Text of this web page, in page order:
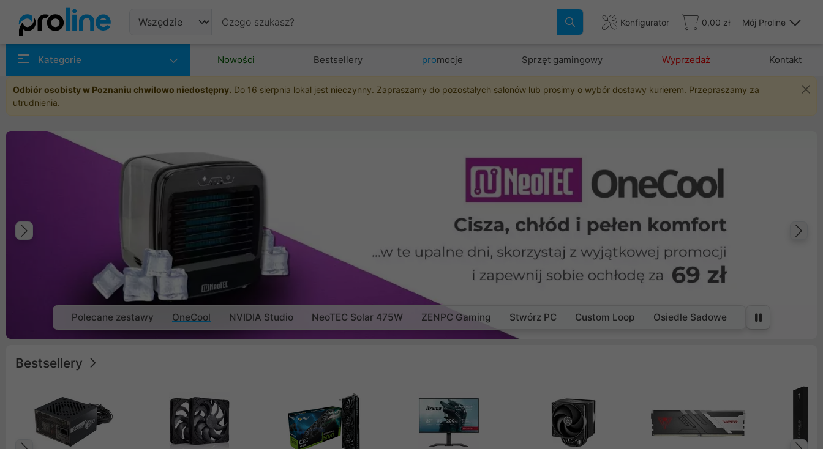
Konfigurator 0,00 zł Mój Proline
Kategorie Nowości Bestsellery promocje Sprzęt gamingowy Wyprzedaż Kontakt
Odbiór osobisty w Poznaniu chwilowo niedostępny. Do 16 sierpnia lokal jest nieczynny. Zapraszamy do pozostałych salonów lub prosimy o wybór dostawy kurierem. Przepraszamy za
utrudnienia.
Poprzedni
Polecane zestawy OneCool NVIDIA Studio NeoTEC Solar 475W ZENPC Gaming Stwórz PC Custom Loop Osiedle Sadowe
Bestsellery